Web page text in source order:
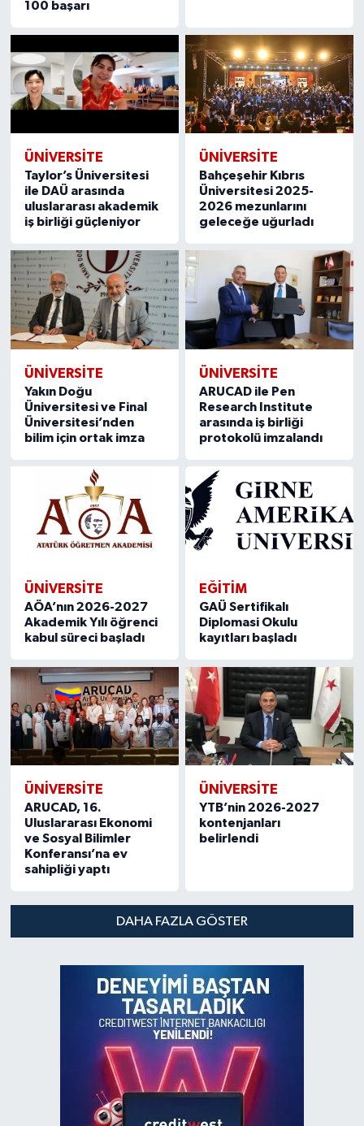
100 başarı
ÜNIVERSITE
Taylor’s Üniversitesi
ile DAÜ arasında
uluslararası akademik
iş birliği güçleniyor
ÜNIVERSITE
Bahçeşehir Kıbrıs
Üniversitesi 2025-
2026 mezunlarını
geleceğe uğurladı
ÜNIVERSITE
Yakın Doğu
Üniversitesi ve Final
Üniversitesi’nden
bilim için ortak imza
ÜNIVERSITE
ARUCAD ile Pen
Research Institute
arasında iş birliği
protokolü imzalandı
ÜNIVERSITE
AÖA’nın 2026-2027
Akademik Yılı öğrenci
kabul süreci başladı
EĞİTİM
GAÜ Sertifikalı
Diplomasi Okulu
kayıtları başladı
ÜNIVERSITE
ARUCAD, 16.
Uluslararası Ekonomi
ve Sosyal Bilimler
Konferansı’na ev
sahipliği yaptı
ÜNIVERSITE
YTB’nin 2026-2027
kontenjanları
belirlendi
DAHA FAZLA GÖSTER